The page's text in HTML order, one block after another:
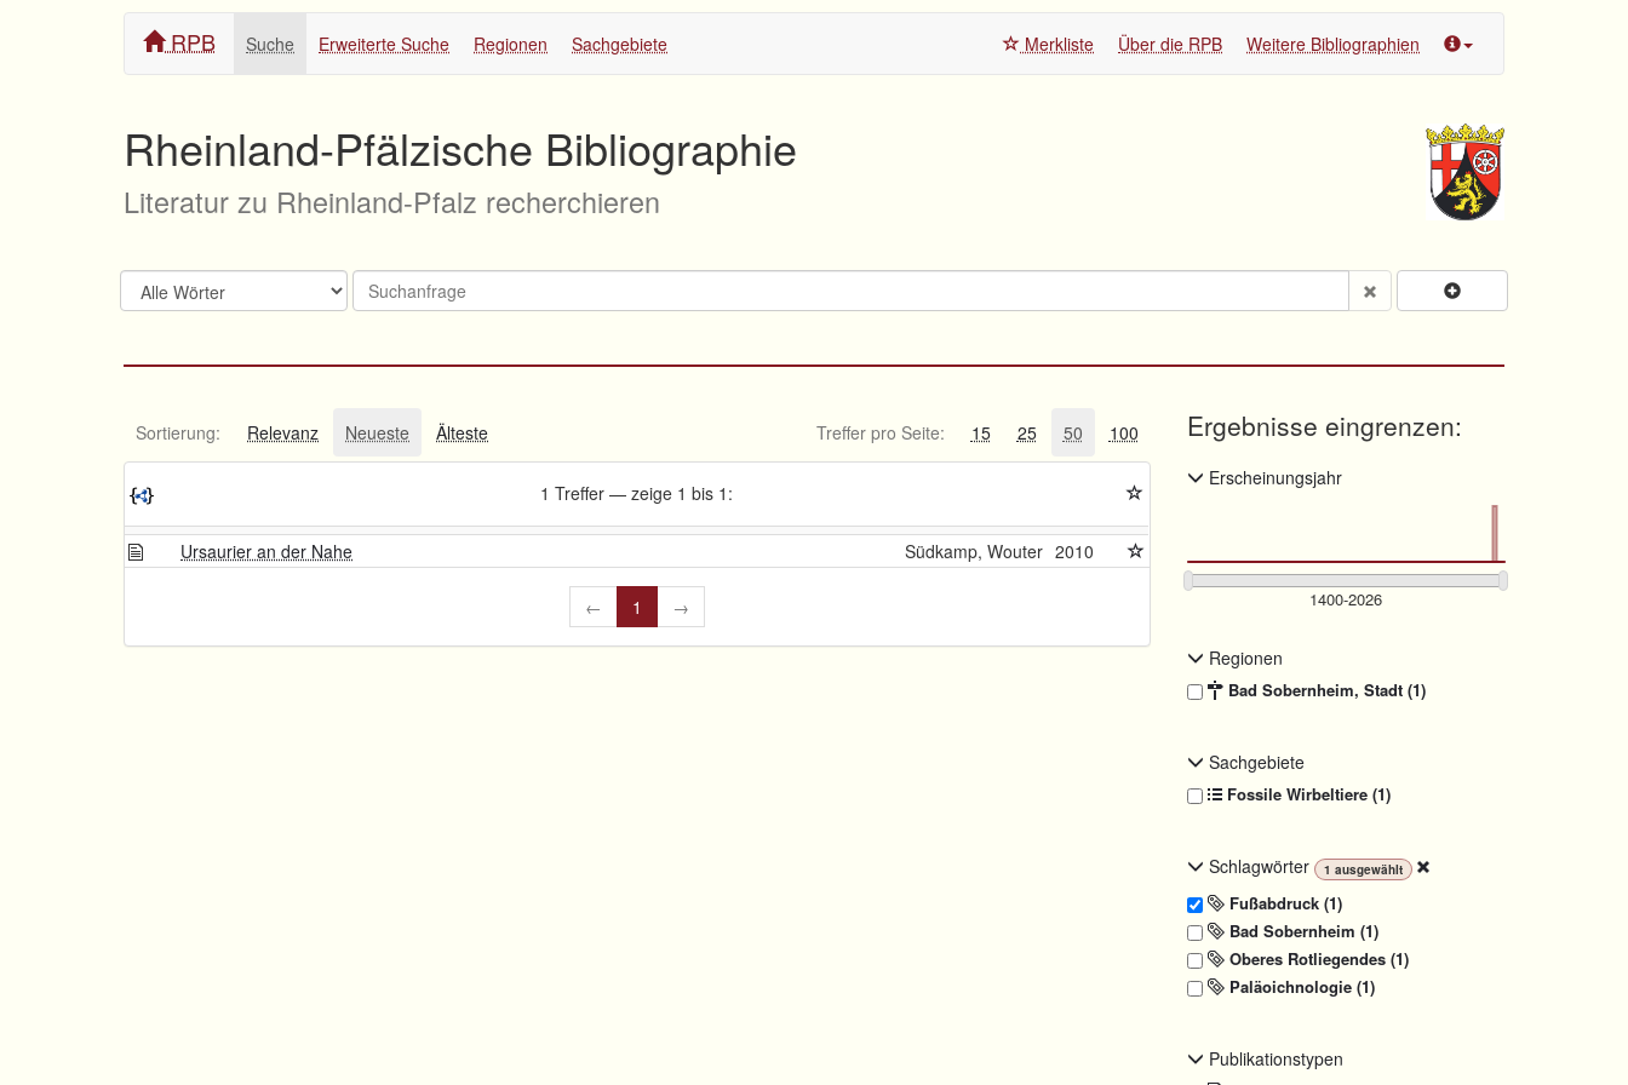
RPB Suche Erweiterte Suche Regionen Sachgebiete Merkliste Über die RPB Weitere Bibliographien
Rheinland-Pfälzische Bibliographie
Literatur zu Rheinland-Pfalz recherchieren
Sortierung: Relevanz Neueste Älteste Treffer pro Seite: 15 25 50 100
1 Treffer — zeige 1 bis 1:
Ursaurier an der Nahe Südkamp, Wouter 2010
← 1 →
Ergebnisse eingrenzen:
Erscheinungsjahr
Regionen
Bad Sobernheim, Stadt (1)
Sachgebiete
Fossile Wirbeltiere (1)
Schlagwörter 1 ausgewählt
Fußabdruck (1)
Bad Sobernheim (1)
Oberes Rotliegendes (1)
Paläoichnologie (1)
Publikationstypen